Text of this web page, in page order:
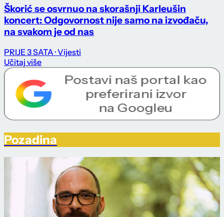
Škorić se osvrnuo na skorašnji Karleušin
koncert: Odgovornost nije samo na izvođaču,
na svakom je od nas
PRIJE 3 SATA · Vijesti
Učitaj više
Pozadina